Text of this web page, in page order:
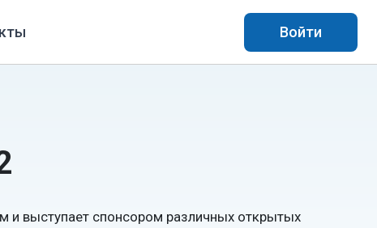
Войти
и выступает спонсором различных открытых